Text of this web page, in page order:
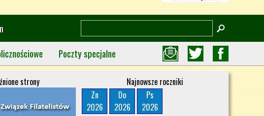
Poczty specjalne
strony
Najnowsze roczniki
Zn
2026
Do
2026
Ps
2026